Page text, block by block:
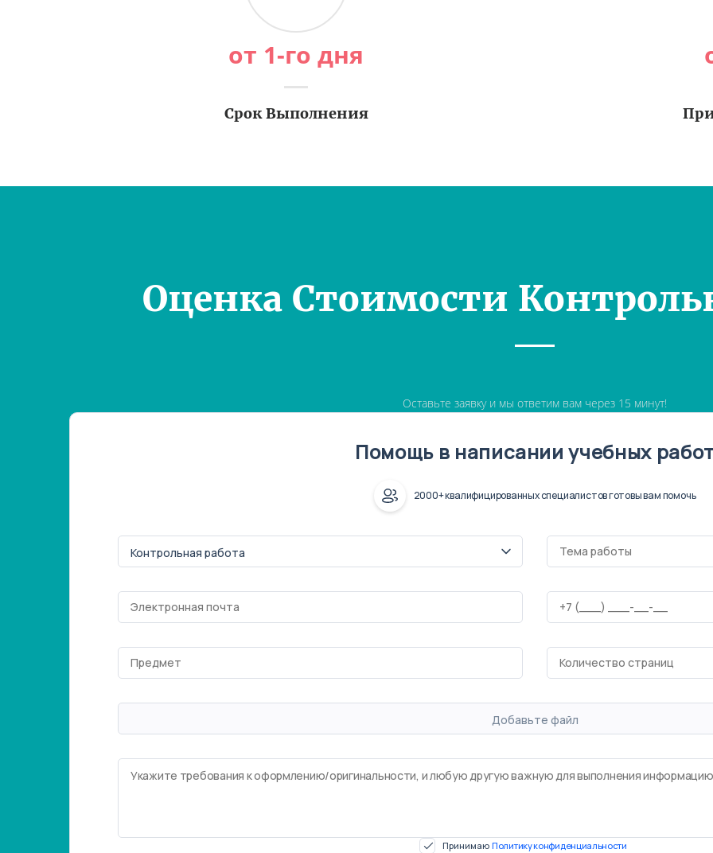
от 1-го дня
Срок Выполнения
Оценка Стоимости
Оставьте заявку и мы ответим вам через 15 минут!
Помощь в написании учебных
2000+ квалифицированных специалистов готовы вам помочь
Добавьте файл
Принимаю Политику конфиденциальности